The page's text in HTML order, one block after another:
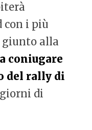
con i più
giunto alla
coniugare
del rally di
di